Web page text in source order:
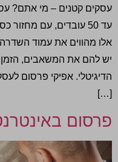
עסקים קטנים – מי אתם?
אלו מהווים את עמוד
יש להם את המשאבים, הזמן
הדיגיטלי. אפיקי פרסום
[…]
פרסום